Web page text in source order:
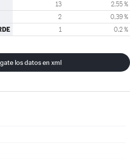
13 2,55 %
2 0,39 %
1 0,2 %
los datos en xml